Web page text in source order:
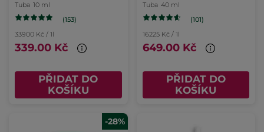
Tuba 10 ml
(153)
33900 Kč / 1l
339.00 Kč
PŘIDAT DO
KOŠÍKU
Tuba 40 ml
(101)
16225 Kč / 1l
649.00 Kč
PŘIDAT DO
KOŠÍKU
-28%